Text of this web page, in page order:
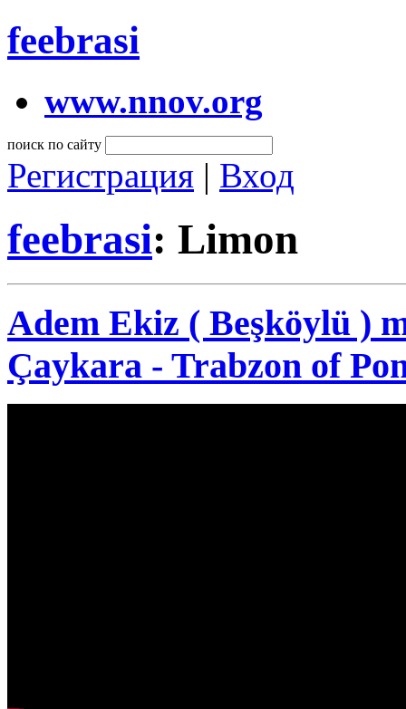
feebrasi
www.nnov.org
поиск по сайту
Регистрация | Вход
feebrasi: Limon
Adem Ekiz ( Beşköylü )
Çaykara - Trabzon of